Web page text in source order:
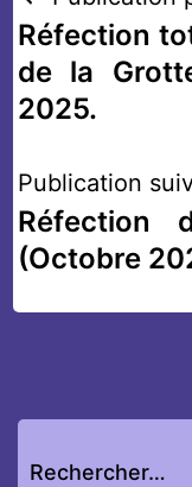
de
l’article
Réfection
de la
2025.
Publication
Réfection
(Octobre
Rechercher…